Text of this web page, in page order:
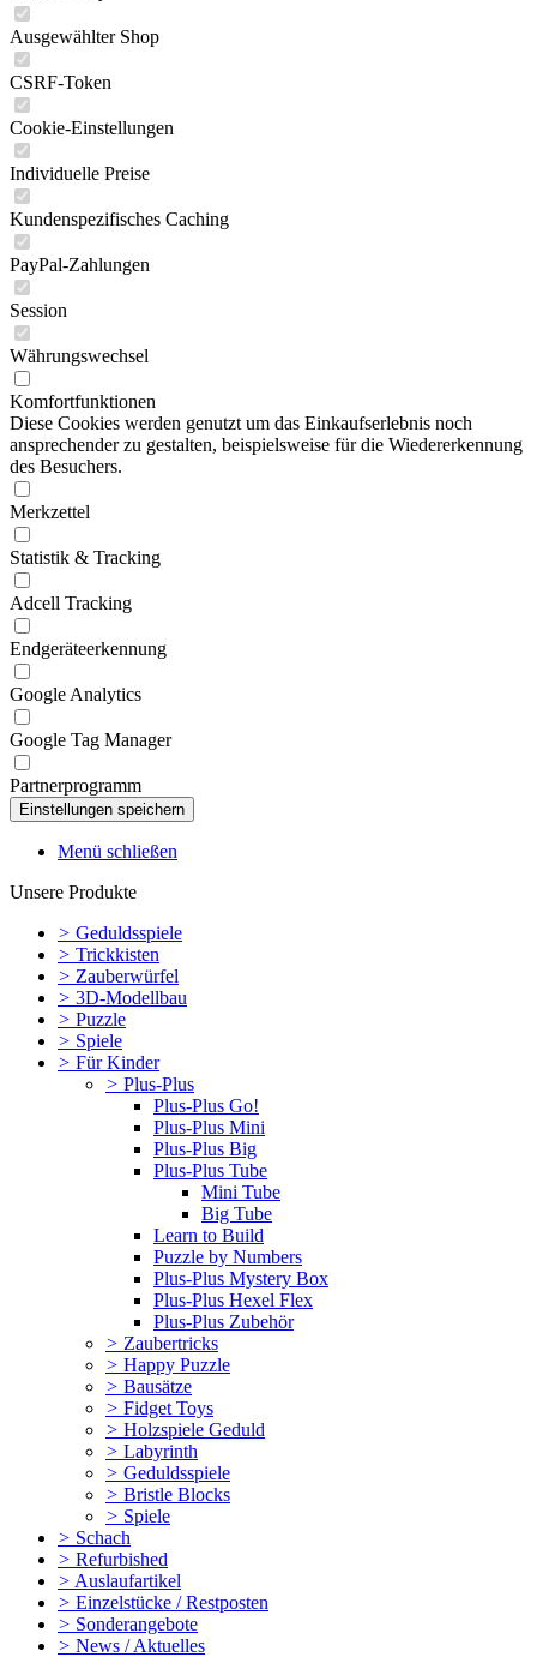
Ausgewählter Shop
CSRF-Token
Cookie-Einstellungen
Individuelle Preise
Kundenspezifisches Caching
PayPal-Zahlungen
Session
Währungswechsel
Komfortfunktionen
Diese Cookies werden genutzt um das Einkaufserlebnis noch
ansprechender zu gestalten, beispielsweise für die Wiedererkennung
des Besuchers.
Merkzettel
Statistik & Tracking
Adcell Tracking
Endgeräteerkennung
Google Analytics
Google Tag Manager
Partnerprogramm
Menü schließen
Unsere Produkte
> Geduldsspiele
> Trickkisten
> Zauberwürfel
> 3D-Modellbau
> Puzzle
> Spiele
> Für Kinder
> Plus-Plus
Plus-Plus Go!
Plus-Plus Mini
Plus-Plus Big
Plus-Plus Tube
Mini Tube
Big Tube
Learn to Build
Puzzle by Numbers
Plus-Plus Mystery Box
Plus-Plus Hexel Flex
Plus-Plus Zubehör
> Zaubertricks
> Happy Puzzle
> Bausätze
> Fidget Toys
> Holzspiele Geduld
> Labyrinth
> Geduldsspiele
> Bristle Blocks
> Spiele
> Schach
> Refurbished
> Auslaufartikel
> Einzelstücke / Restposten
> Sonderangebote
> News / Aktuelles